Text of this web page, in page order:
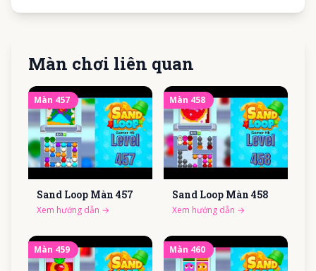
Màn chơi liên quan
Màn 457
Sand Loop Màn 457
Xem hướng dẫn →
Màn 458
Sand Loop Màn 458
Xem hướng dẫn →
Màn 459 Màn 460